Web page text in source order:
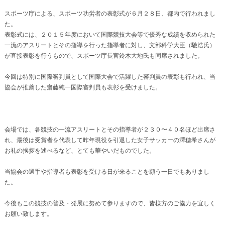
スポーツ庁による、スポーツ功労者の表彰式が６月２８日、都内で行われまし
た。
表彰式には、２０１５年度において国際競技大会等で優秀な成績を収められた
一流のアスリートとその指導を行った指導者に対し、文部科学大臣（馳浩氏）
が直接表彰を行うもので、スポーツ庁長官鈴木大地氏も同席されました。
今回は特別に国際審判員として国際大会で活躍した審判員の表彰も行われ、当
協会が推薦した齋藤純一国際審判員も表彰を受けました。
会場では、各競技の一流アスリートとその指導者が２３０〜４０名ほど出席さ
れ、最後は受賞者を代表して昨年現役を引退した女子サッカーの澤穂希さんが
お礼の挨拶を述べるなど、とても華やいだものでした。
当協会の選手や指導者も表彰を受ける日が来ることを願う一日でもありまし
た。
今後もこの競技の普及・発展に努めて参りますので、皆様方のご協力を宜しく
お願い致します。